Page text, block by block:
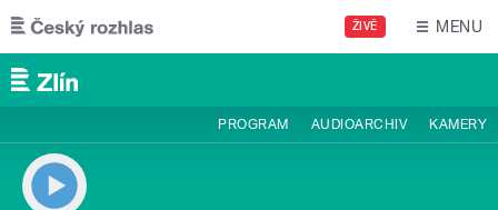
Přejít k hlavnímu obsahu
ŽIVĚ MENU
PROGRAM AUDIOARCHIV KAMERY